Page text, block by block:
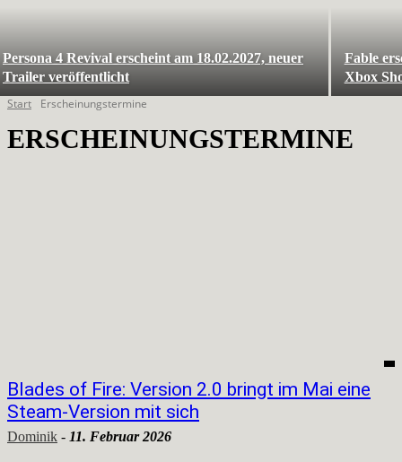
Persona 4 Revival erscheint am 18.02.2027, neuer
Trailer veröffentlicht
Fable
Xbox
Start
Erscheinungstermine
ERSCHEINUNGSTERMINE
Blades of Fire: Version 2.0 bringt im Mai eine
Steam-Version mit sich
Dominik - 11. Februar 2026